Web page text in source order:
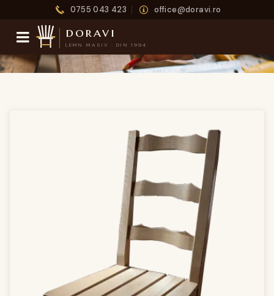
0755 043 423 office@doravi.ro
doravi
LEMN MASIV · DIN 1994